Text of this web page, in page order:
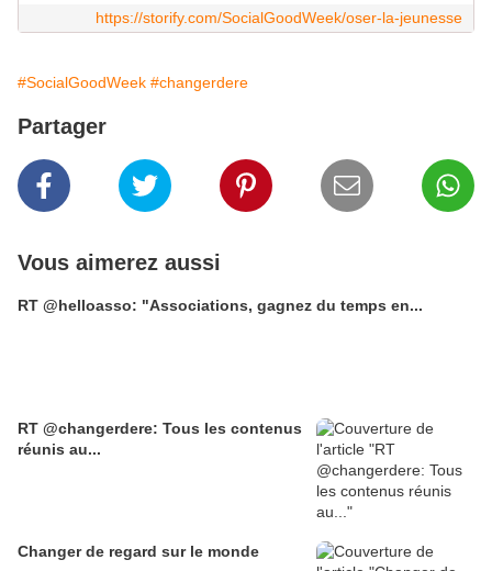
https://storify.com/SocialGoodWeek/oser-la-jeunesse
#SocialGoodWeek #changerdere
Partager
Vous aimerez aussi
RT @helloasso: "Associations, gagnez du temps en...
RT @changerdere: Tous les contenus
réunis au...
Changer de regard sur le monde